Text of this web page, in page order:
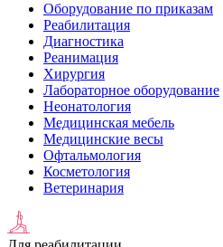
Оборудование по приказам
Реабилитация
Диагностика
Реанимация
Хирургия
Лабораторное оборудование
Неонатология
Медицинская мебель
Медицинские весы
Офтальмология
Косметология
Ветеринария